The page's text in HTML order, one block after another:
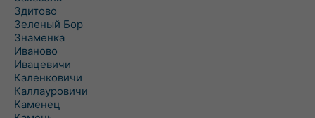
Здитово
Зеленый Бор
Знаменка
Иваново
Ивацевичи
Каленковичи
Каллауровичи
Каменец